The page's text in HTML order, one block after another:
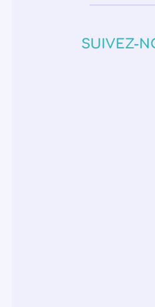
SUIVEZ-